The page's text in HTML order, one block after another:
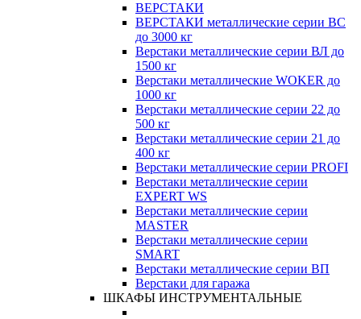
ВЕРСТАКИ
ВЕРСТАКИ металлические серии ВС
до 3000 кг
Верстаки металлические серии ВЛ до
1500 кг
Верстаки металлические WOKER до
1000 кг
Верстаки металлические серии 22 до
500 кг
Верстаки металлические серии 21 до
400 кг
Верстаки металлические серии PROFI
Верстаки металлические серии
EXPERT WS
Верстаки металлические серии
MASTER
Верстаки металлические серии
SMART
Верстаки металлические серии ВП
Верстаки для гаража
ШКАФЫ ИНСТРУМЕНТАЛЬНЫЕ